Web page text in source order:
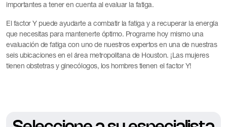
importantes a tener en cuenta al evaluar la fatiga.
El factor Y puede ayudarte a combatir la fatiga y a recuperar la energía
que necesitas para mantenerte óptimo. Programe hoy mismo una
evaluación de fatiga con uno de nuestros expertos en una de nuestras
seis ubicaciones en el área metropolitana de Houston. ¡Las mujeres
tienen obstetras y ginecólogos, los hombres tienen el factor Y!